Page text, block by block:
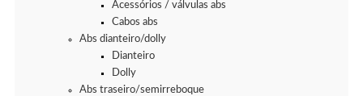
Acessórios / válvulas abs
Cabos abs
Abs dianteiro/dolly
Dianteiro
Dolly
Abs traseiro/semirreboque